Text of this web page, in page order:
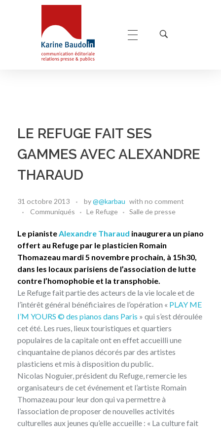
LE REFUGE FAIT SES
GAMMES AVEC ALEXANDRE
THARAUD
31 octobre 2013 by@@karbau with no comment
Communiqués
Le Refuge Salle de presse
Le pianiste Alexandre Tharaud inaugurera un piano
offert au Refuge par le plasticien Romain
Thomazeau mardi 5 novembre prochain, à 15h30,
dans les locaux parisiens de l’association de lutte
contre l’homophobie et la transphobie.
Le Refuge fait partie des acteurs de la vie locale et de
l’intérêt général bénéficiaires de l’opération « PLAY ME
I’M YOURS © des pianos dans Paris » qui s’est déroulée
cet été. Les rues, lieux touristiques et quartiers
populaires de la capitale ont en effet accueilli une
cinquantaine de pianos décorés par des artistes
plasticiens et mis à disposition du public.
Nicolas Noguier, président du Refuge, remercie les
organisateurs de cet événement et l’artiste Romain
Thomazeau pour leur don qui va permettre à
l’association de proposer de nouvelles activités
culturelles aux jeunes qu’elle accueille : « La culture fait